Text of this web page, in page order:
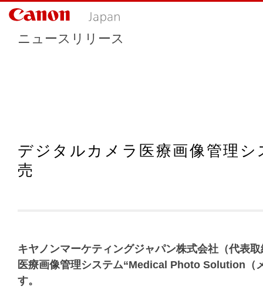
ニュースリリース
デジタルカメラ医療画像管理
売
キヤノンマーケティングジャパン株式会社（代表
医療画像管理システム“Medical Photo Solution（
す。